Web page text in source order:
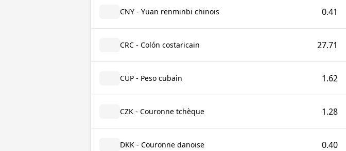
CNY - Yuan renminbi chinois 0.41
CRC - Colón costaricain 27.71
CUP - Peso cubain 1.62
CZK - Couronne tchèque 1.28
DKK - Couronne danoise 0.40